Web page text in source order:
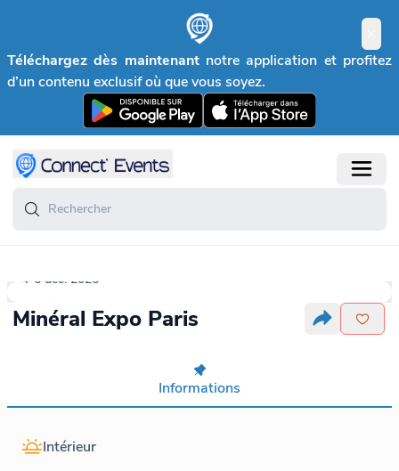
Téléchargez dès maintenant notre application et profitez
d’un contenu exclusif où que vous soyez.
4-6 déc. 2026
Minéral Expo Paris
Informations
Intérieur